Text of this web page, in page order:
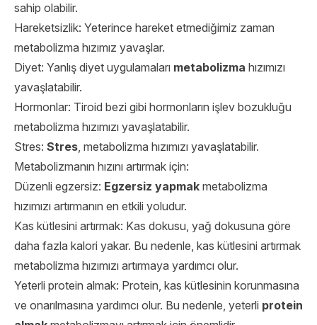
sahip olabilir.
Hareketsizlik: Yeterince hareket etmediğimiz zaman
metabolizma hızımız yavaşlar.
Diyet: Yanlış diyet uygulamaları metabolizma hızımızı
yavaşlatabilir.
Hormonlar: Tiroid bezi gibi hormonların işlev bozukluğu
metabolizma hızımızı yavaşlatabilir.
Stres: Stres, metabolizma hızımızı yavaşlatabilir.
Metabolizmanın hızını artırmak için:
Düzenli egzersiz: Egzersiz yapmak metabolizma
hızımızı artırmanın en etkili yoludur.
Kas kütlesini artırmak: Kas dokusu, yağ dokusuna göre
daha fazla kalori yakar. Bu nedenle, kas kütlesini artırmak
metabolizma hızımızı artırmaya yardımcı olur.
Yeterli protein almak: Protein, kas kütlesinin korunmasına
ve onarılmasına yardımcı olur. Bu nedenle, yeterli protein